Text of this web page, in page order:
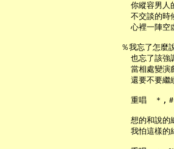
你縱容男人
不交談的時
心裡一陣空
％我忘了怎麼
也忘了該強
當相處變演
還要不要繼
重唱　＊,
想的和說的
我怕這樣的